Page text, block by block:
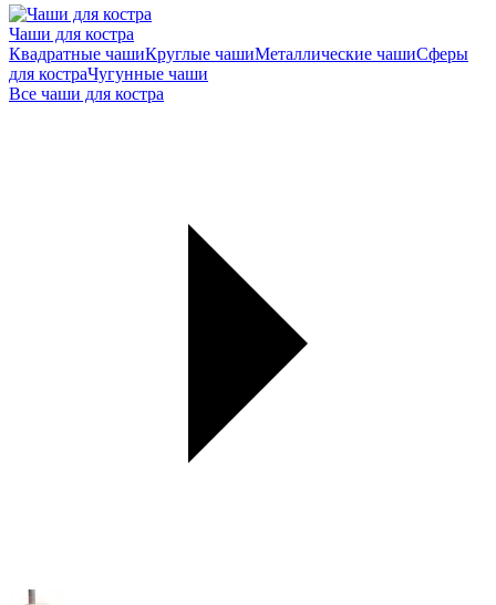
Чаши для костра
Квадратные чашиКруглые чашиМеталлические чашиСферы
для костраЧугунные чаши
Все чаши для костра